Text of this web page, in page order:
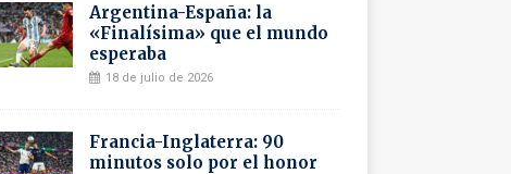
Argentina-España: la
«Finalísima» que el mundo
esperaba
18 de julio de 2026
Francia-Inglaterra: 90
minutos solo por el honor